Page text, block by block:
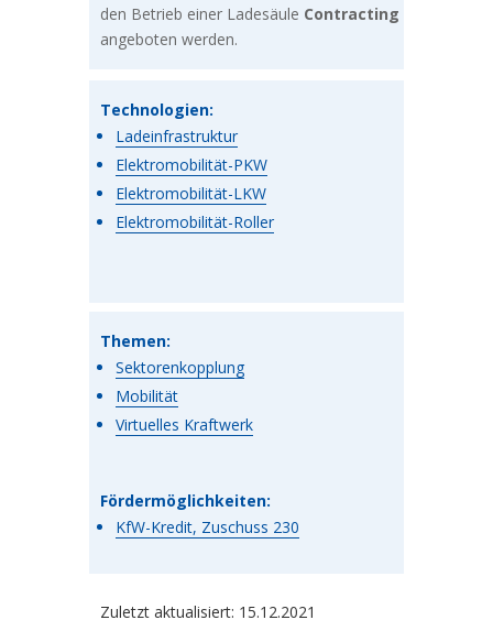
den Betrieb einer Ladesäule Contracting
angeboten werden.
Technologien:
Ladeinfrastruktur
Elektromobilität-PKW
Elektromobilität-LKW
Elektromobilität-Roller
Themen:
Sektorenkopplung
Mobilität
Virtuelles Kraftwerk
Fördermöglichkeiten:
KfW-Kredit, Zuschuss 230
Zuletzt aktualisiert: 15.12.2021